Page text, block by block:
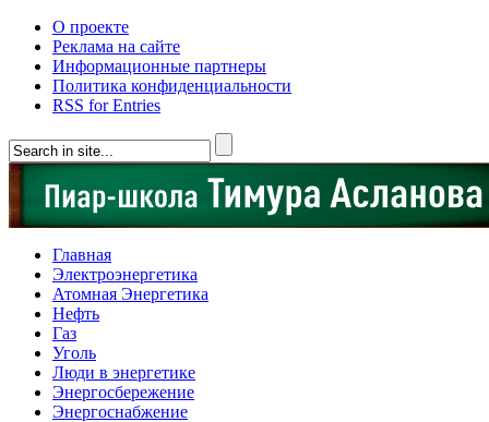
О проекте
Реклама на сайте
Информационные партнеры
Политика конфиденциальности
RSS for Entries
Главная
Электроэнергетика
Атомная Энергетика
Нефть
Газ
Уголь
Люди в энергетике
Энергосбережение
Энергоснабжение